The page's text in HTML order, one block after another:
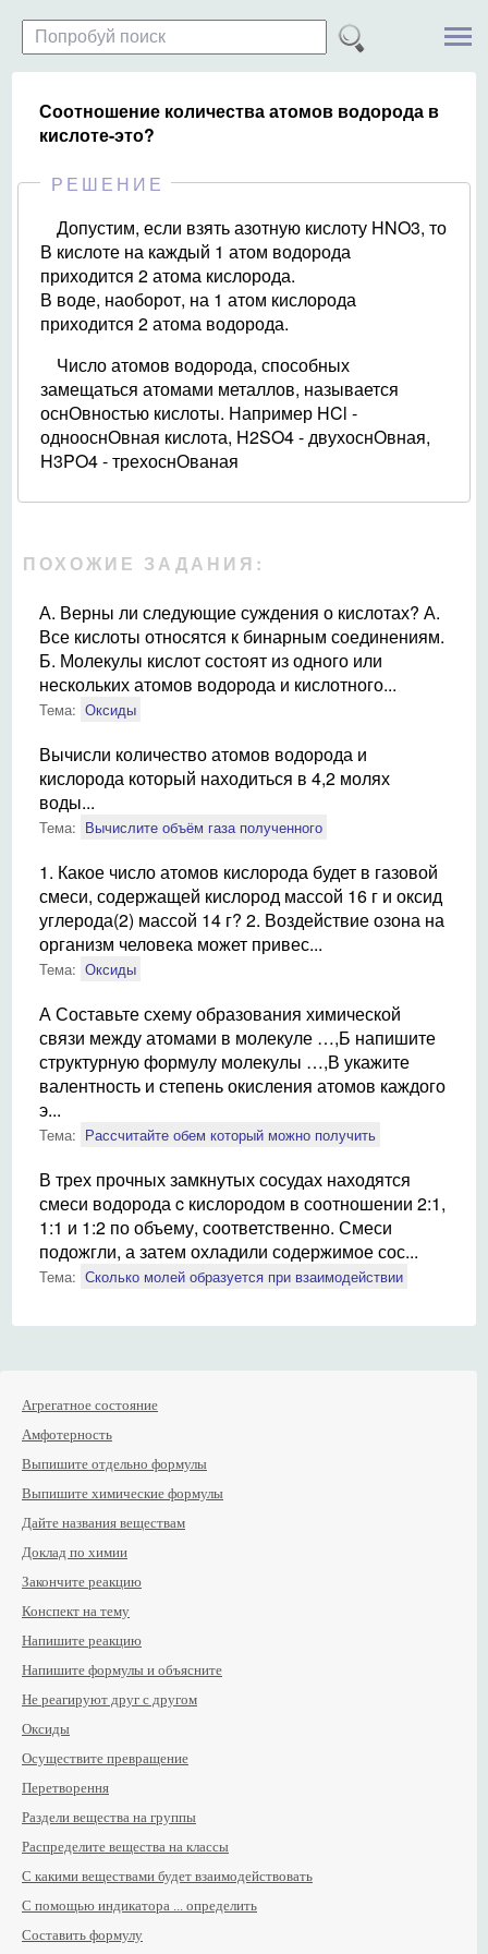
Соотношение количества атомов водорода в
кислоте-это?
РЕШЕНИЕ
Допустим, если взять азотную кислоту HNO3, то
В кислоте на каждый 1 атом водорода
приходится 2 атома кислорода.
В воде, наоборот, на 1 атом кислорода
приходится 2 атома водорода.
Число атомов водорода, способных
замещаться атомами металлов, называется
оснОвностью кислоты. Например HCl -
однооснОвная кислота, H2SO4 - двухоснОвная,
H3PO4 - трехоснОваная
ПОХОЖИЕ ЗАДАНИЯ:
А. Верны ли следующие суждения о кислотах? А.
Все кислоты относятся к бинарным соединениям.
Б. Молекулы кислот состоят из одного или
нескольких атомов водорода и кислотного...
Тема: Оксиды
Вычисли количество атомов водорода и
кислорода который находиться в 4,2 молях
воды...
Тема: Вычислите объём газа полученного
1. Какое число атомов кислорода будет в газовой
смеси, содержащей кислород массой 16 г и оксид
углерода(2) массой 14 г? 2. Воздействие озона на
организм человека может привес...
Тема: Оксиды
А Составьте схему образования химической
связи между атомами в молекуле …,Б напишите
структурную формулу молекулы …,В укажите
валентность и степень окисления атомов каждого
э...
Тема: Рассчитайте обем который можно получить
В трех прочных замкнутых сосудах находятся
смеси водорода c кислородом в соотношении 2:1,
1:1 и 1:2 по объему, соответственно. Смеси
подожгли, а затем охладили содержимое сос...
Тема: Сколько молей образуется при взаимодействии
Агрегатное состояние
Амфотерность
Выпишите отдельно формулы
Выпишите химические формулы
Дайте названия веществам
Доклад по химии
Закончите реакцию
Конспект на тему
Напишите реакцию
Напишите формулы и объясните
Не реагируют друг с другом
Оксиды
Осуществите превращение
Перетворення
Раздели вещества на группы
Распределите вещества на классы
С какими веществами будет взаимодействовать
С помощью индикатора ... определить
Составить формулу